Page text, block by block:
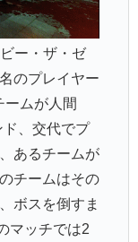
ー・ザ・ゼ
のプレイヤー
ームが人間
、交代でプ
あるチームが
チームはその
ボスを倒すま
マッチでは2